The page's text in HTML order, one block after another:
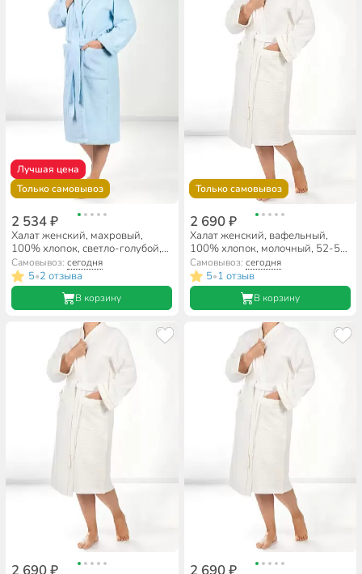
Лучшая цена
Только самовывоз
2 534 ₽
Халат женский, махровый,
100% хлопок, светло-голубой,
XL-XXL, 52-54, Silvano
Самовывоз:сегодня
5•2 отзыва
В корзину
Только самовывоз
2 690 ₽
Халат женский, вафельный,
100% хлопок, молочный, 52-54,
Barkas
Самовывоз: сегодня
5•1 отзыв
В корзину